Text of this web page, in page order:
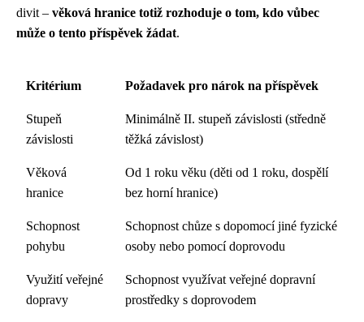
divit – věková hranice totiž rozhoduje o tom, kdo vůbec
může o tento příspěvek žádat.
Kritérium Požadavek pro nárok na příspěvek
Stupeň
závislosti
Minimálně II. stupeň závislosti (středně
těžká závislost)
Věková
hranice
Od 1 roku věku (děti od 1 roku, dospělí
bez horní hranice)
Schopnost
pohybu
Schopnost chůze s dopomocí jiné fyzické
osoby nebo pomocí doprovodu
Využití veřejné
dopravy
Schopnost využívat veřejné dopravní
prostředky s doprovodem